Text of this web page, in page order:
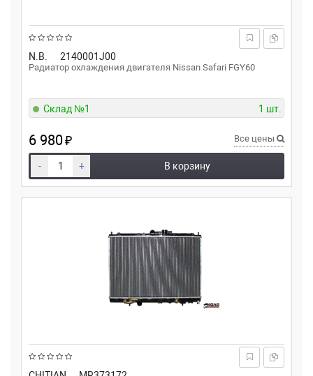
N.B. 2140001J00
Радиатор охлаждения двигателя Nissan Safari FGY60
Склад №1 1 шт.
6 980₽ Все цены
- + В корзину